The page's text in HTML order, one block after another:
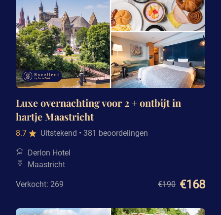
Luxe overnachting voor 2 + ontbijt in
hartje Maastricht
8.7 Uitstekend • 381 beoordelingen
Derlon Hotel
Maastricht
Verkocht: 269 €190 €168